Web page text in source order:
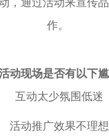
，通过活动来宣传
作。
动现场是否有以下
互动太少氛围低迷
活动推广效果不理想